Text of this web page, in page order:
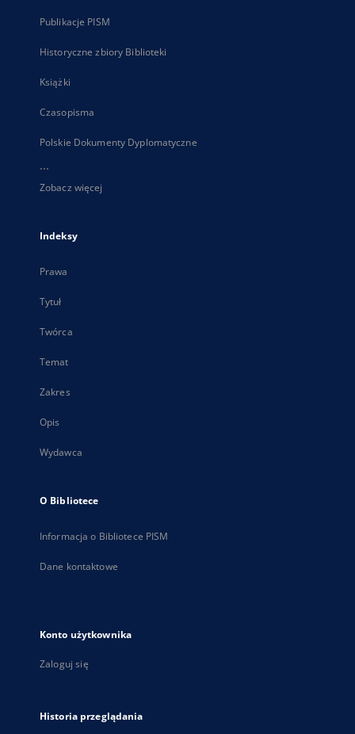
Publikacje PISM
Historyczne zbiory Biblioteki
Książki
Czasopisma
Polskie Dokumenty Dyplomatyczne
...
Zobacz więcej
Indeksy
Prawa
Tytuł
Twórca
Temat
Zakres
Opis
Wydawca
O Bibliotece
Informacja o Bibliotece PISM
Dane kontaktowe
Konto użytkownika
Zaloguj się
Historia przeglądania